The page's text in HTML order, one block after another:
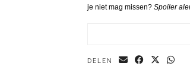
je niet mag missen? Spoiler
DELEN